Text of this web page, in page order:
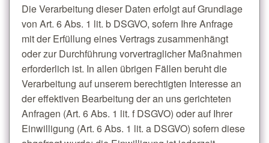
Die Verarbeitung dieser Daten erfolgt auf Grundlage
von Art. 6 Abs. 1 lit. b DSGVO, sofern Ihre Anfrage
mit der Erfüllung eines Vertrags zusammenhängt
oder zur Durchführung vorvertraglicher Maßnahmen
erforderlich ist. In allen übrigen Fällen beruht die
Verarbeitung auf unserem berechtigten Interesse an
der effektiven Bearbeitung der an uns gerichteten
Anfragen (Art. 6 Abs. 1 lit. f DSGVO) oder auf Ihrer
Einwilligung (Art. 6 Abs. 1 lit. a DSGVO) sofern diese